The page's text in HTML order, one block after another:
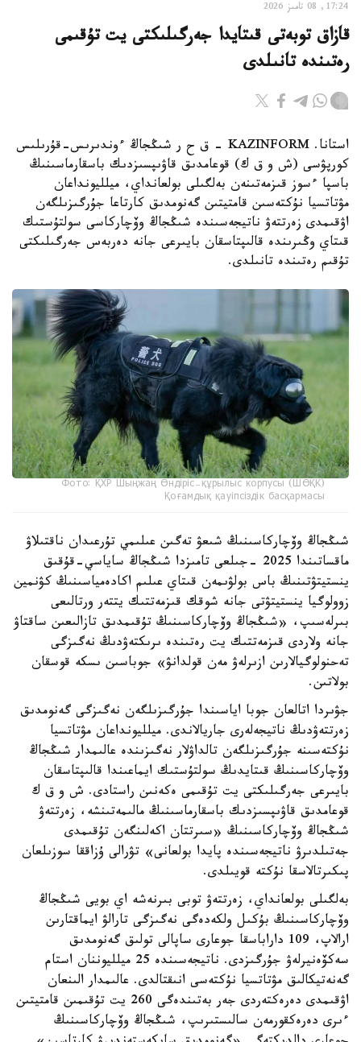
17:24, 08 تامىز 2026
قازاق توبەتى قىتايدا جەرگىلىكتى يت تۇقىمى
رەتىندە تانىلدى
استانا. KAZINFORM – ق ح ر شىڭجاڭ ءوندىرىس-قۇرىلىس
كورپۋسى (ش و ق ك) قوعامدىق قاۋىپسىزدىك باسقارماسىنىڭ
باسپا ءسوز قىزمەتىنەن بەلگىلى بولعانداي، ميلليونداعان
مۋتاتسيا نۇكتەسىن قامتيتىن گەنومدىق كارتاعا جۇرگىزىلگەن
اۋقىمدى زەرتتەۋ ناتيجەسىندە شىڭجاڭ وۆچاركاسى سولتۇستىك
قىتاي وڭىرىندە قالىپتاسقان بايىرعى جانە دەربەس جەرگىلىكتى
تۇقىم رەتىندە تانىلدى.
Фото: ҚХР Шыңжаң Өндіріс-құрылыс корпусы (ШӨҚК)
Қоғамдық қауіпсіздік басқармасы
شىڭجاڭ وۆچاركاسىنىڭ شىعۋ تەگىن عىلىمي تۇرعىدان ناقتىلاۋ
ماقساتىندا 2025 -جىلعى تامىزدا شىڭجاڭ ساياسي-قۇقىق
ينستيتۋتىنىڭ باس بولۋىمەن قىتاي عىلىم اكادەمياسىنىڭ كۋنمين
زوولوگيا ينستيتۋتى جانە شوقك قىزمەتتىك يتتەر ورتالىعى
بىرلەسىپ، «شىڭجاڭ وۆچاركاسىنىڭ تۇقىمدىق تازالىعىن ساقتاۋ
جانە ولاردى قىزمەتتىك يت رەتىندە ىرىكتەۋدىڭ نەگىزگى
تەحنولوگيالارىن ازىرلەۋ مەن قولدانۋ» جوباسىن ىسكە قوسقان
بولاتىن.
جۋىردا اتالعان جوبا اياسىندا جۇرگىزىلگەن نەگىزگى گەنومدىق
زەرتتەۋدىڭ ناتيجەلەرى جاريالاندى. ميلليونداعان مۋتاتسيا
نۇكتەسىنە جۇرگىزىلگەن تالداۋلار نەگىزىندە عالىمدار شىڭجاڭ
وۆچاركاسىنىڭ قىتايدىڭ سولتۇستىك ايماعىندا قالىپتاسقان
بايىرعى جەرگىلىكتى يت تۇقىمى ەكەنىن راستادى. ش و ق ك
قوعامدىق قاۋىپسىزدىك باسقارماسىنىڭ مالىمەتىنشە، زەرتتەۋ
شىڭجاڭ وۆچاركاسىنىڭ «سىرتتان اكەلىنگەن تۇقىمدى
جەتىلدىرۋ ناتيجەسىندە پايدا بولعانى» تۋرالى ۇزاققا سوزىلعان
پىكىرتالاسقا نۇكتە قويىلدى.
بەلگىلى بولعانداي، زەرتتەۋ توبى بىرنەشە اي بويى شىڭجاڭ
وۆچاركاسىنىڭ بۇكىل ولكەدەگى نەگىزگى تارالۋ ايماقتارىن
ارالاپ، 109 داراباسقا جوعارى ساپالى تولىق گەنومدىق
سەكۆەنيرلەۋ جۇرگىزدى. ناتيجەسىندە 25 ميلليوننان استام
گەنەتيكالىق مۋتاتسيا نۇكتەسى انىقتالدى. عالىمدار الىنعان
اۋقىمدى دەرەكتەردى جەر بەتىندەگى 260 يت تۇقىمىن قامتيتىن
ءىرى دەرەكقورمەن سالىستىرىپ، شىڭجاڭ وۆچاركاسىنىڭ